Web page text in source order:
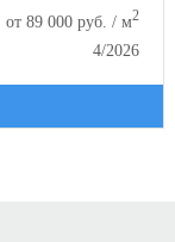
от 89 000 руб. / м2
4/2026